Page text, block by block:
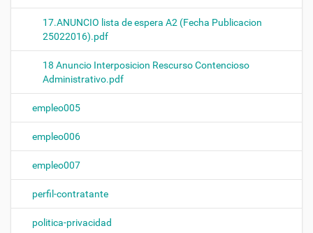
17.ANUNCIO lista de espera A2 (Fecha Publicacion
25022016).pdf
18 Anuncio Interposicion Rescurso Contencioso
Administrativo.pdf
empleo005
empleo006
empleo007
perfil-contratante
politica-privacidad